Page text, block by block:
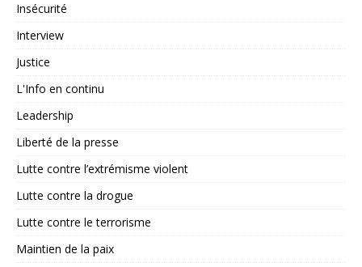
Insécurité
Interview
Justice
L'Info en continu
Leadership
Liberté de la presse
Lutte contre l’extrémisme violent
Lutte contre la drogue
Lutte contre le terrorisme
Maintien de la paix